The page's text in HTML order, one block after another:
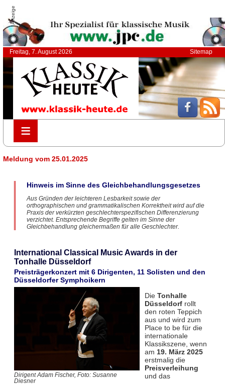
Anzeige
Freitag, 7. August 2026 Sitemap
≡
≡
Meldung vom 25.01.2025
Hinweis im Sinne des Gleichbehandlungsgesetzes
Aus Gründen der leichteren Lesbarkeit sowie der
orthographischen und grammatikalischen Korrektheit wird auf die
Praxis der verkürzten geschlechterspezifischen Differenzierung
verzichtet. Entsprechende Begriffe gelten im Sinne der
Gleichbehandlung gleichermaßen für alle Geschlechter.
International Classical Music Awards in der
Tonhalle Düsseldorf
Preisträgerkonzert mit 6 Dirigenten, 11 Solisten und den
Düsseldorfer Symphoikern
Dirigent Adam Fischer, Foto: Susanne
Diesner
Die Tonhalle
Düsseldorfrollt
den roten Teppich
aus und wird zum
Place to be für die
internationale
Klassikszene, wenn
am 19. März 2025
erstmalig die
Preisverleihung
und das